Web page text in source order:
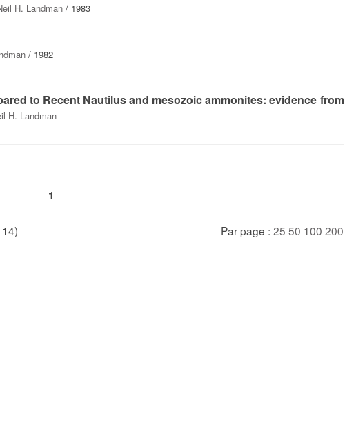
H. Landman / 1983
/ 1982
to Recent Nautilus and mesozoic ammonites: evidence from
H. Landman
1
Par page : 25 50 100 200